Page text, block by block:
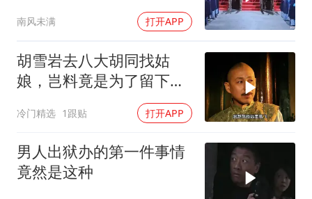
南风未满 打开APP
胡雪岩去八大胡同找姑
娘，岂料竟是为了留下好
冷门精选 1跟贴 打开APP
男人出狱办的第一件事情
竟然是这种